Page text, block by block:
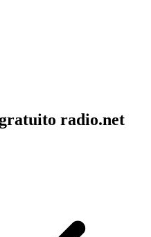
radio.net